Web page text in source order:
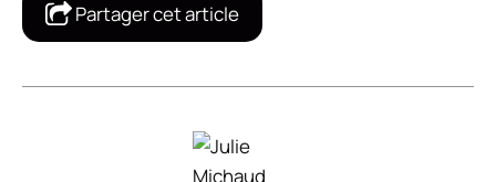
Partager cet article